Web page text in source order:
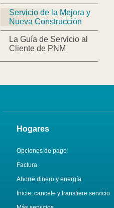
Servicio de la Mejora y
Nueva Construcción
La Guía de Servicio al
Cliente de PNM
Hogares
Opciones de pago
Factura
Ahorre dinero y energía
Inicie, cancele y transfiere servicio